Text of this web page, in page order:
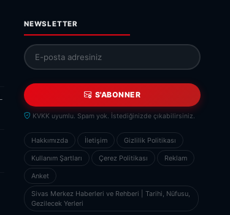
NEWSLETTER
S'ABONNER
KVKK uyumlu. Spam yok. İstediğinizde çıkabilirsiniz.
Hakkımızda İletişim Gizlilik Politikası
Kullanım Şartları Çerez Politikası Reklam
Anket
Sivas Merkez Haberleri ve Rehberi | Tarihi, Nüfusu,
Gezilecek Yerleri